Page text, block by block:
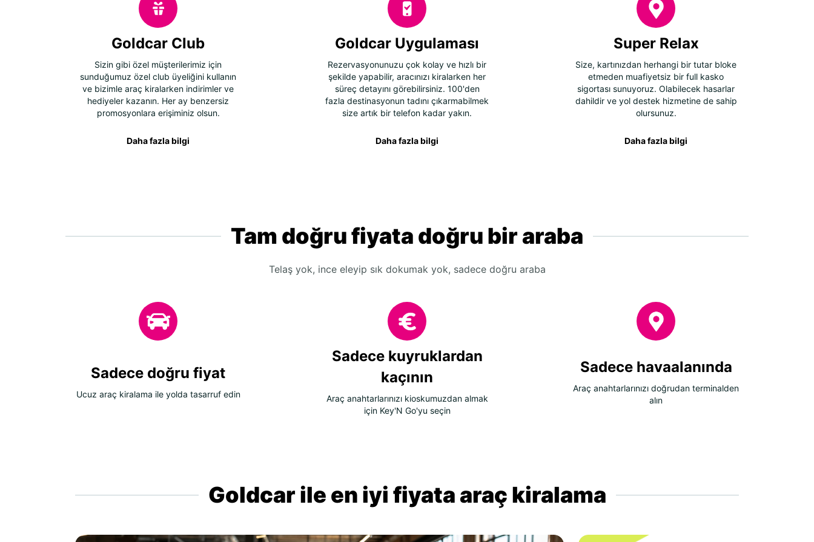
Goldcar Club
Sizin gibi özel müşterilerimiz için
sunduğumuz özel club üyeliğini kullanın
ve bizimle araç kiralarken indirimler ve
hediyeler kazanın. Her ay benzersiz
promosyonlara erişiminiz olsun.
Daha fazla bilgi
Goldcar Uygulaması
Rezervasyonunuzu çok kolay ve hızlı bir
şekilde yapabilir, aracınızı kiralarken her
süreç detayını görebilirsiniz. 100'den
fazla destinasyonun tadını çıkarmabilmek
size artık bir telefon kadar yakın.
Daha fazla bilgi
Super Relax
Size, kartınızdan herhangi bir tutar bloke
etmeden muafiyetsiz bir full kasko
sigortası sunuyoruz. Olabilecek hasarlar
dahildir ve yol destek hizmetine de sahip
olursunuz.
Daha fazla bilgi
Tam doğru fiyata doğru bir araba
Telaş yok, ince eleyip sık dokumak yok, sadece doğru araba
Sadece doğru fiyat
Ucuz araç kiralama ile yolda tasarruf edin
Sadece kuyruklardan
kaçının
Araç anahtarlarınızı kioskumuzdan almak
için Key'N Go'yu seçin
Sadece havaalanında
Araç anahtarlarınızı doğrudan terminalden
alın
Goldcar ile en iyi fiyata araç kiralama